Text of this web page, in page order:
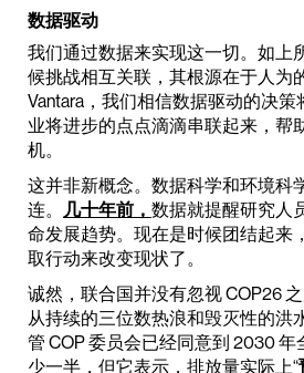
数据驱动
我们通过数据来实现这一切。如上
候挑战相互关联，其根源在于人为
Vantara，我们相信数据驱动的决
业将进步的点点滴滴串联起来，帮
机。
这并非新概念。数据科学和环境科
连。 几十年前， 数据就提醒研究人
命发展趋势。现在是时候团结起来
取行动来改变现状了。
诚然，联合国并没有忽视 COP26
从持续的三位数热浪和毁灭性的洪
管 COP 委员会已经同意到 2030
少一半，但它表示，排放量实际上“